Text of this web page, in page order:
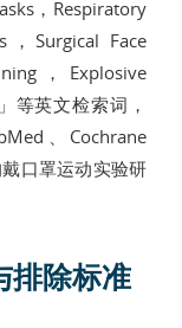
，Respiratory
，Surgical Face
，Explosive
等英文检索词，
、Cochrane
口罩运动实验研
排除标准